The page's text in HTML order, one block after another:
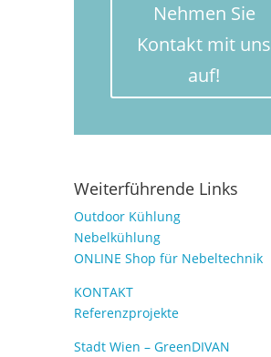
Nehmen Sie
Kontakt mit uns
auf!
Weiterführende Links
Outdoor Kühlung
Nebelkühlung
ONLINE Shop für Nebeltechnik
KONTAKT
Referenzprojekte
Stadt Wien – GreenDIVAN